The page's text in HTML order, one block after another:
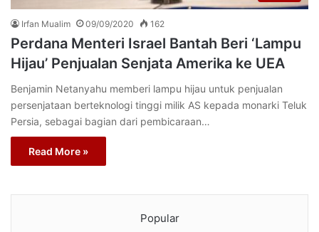
Irfan Mualim 09/09/2020 162
Perdana Menteri Israel Bantah Beri ‘Lampu
Hijau’ Penjualan Senjata Amerika ke UEA
Benjamin Netanyahu memberi lampu hijau untuk penjualan
persenjataan berteknologi tinggi milik AS kepada monarki Teluk
Persia, sebagai bagian dari pembicaraan…
Read More »
Popular